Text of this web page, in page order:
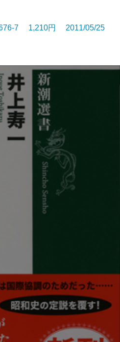
7 1,210円 2011/05/25